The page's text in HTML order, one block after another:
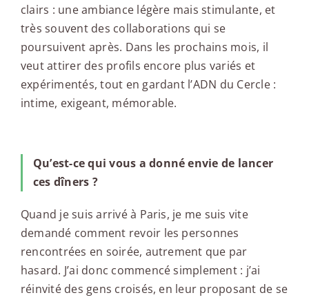
clairs : une ambiance légère mais stimulante, et
très souvent des collaborations qui se
poursuivent après. Dans les prochains mois, il
veut attirer des profils encore plus variés et
expérimentés, tout en gardant l’ADN du Cercle :
intime, exigeant, mémorable.
Qu’est-ce qui vous a donné envie de lancer
ces dîners ?
Quand je suis arrivé à Paris, je me suis vite
demandé comment revoir les personnes
rencontrées en soirée, autrement que par
hasard. J’ai donc commencé simplement : j’ai
réinvité des gens croisés, en leur proposant de se